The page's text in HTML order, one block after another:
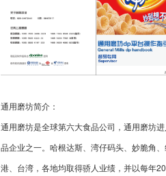
通用磨坊简介：
通用磨坊是全球第六大食品公司，通用磨坊
品企业之一。哈根达斯、湾仔码头、妙脆角
港、台湾，各地均取得骄人业绩，并以每年